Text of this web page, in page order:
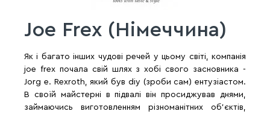
Joe Frex (Німеччина)
Як і багато інших чудові речей у цьому світі, компанія
joe frex почала свій шлях з хобі свого засновника -
Jorg е. Rexroth, який був diy (зроби сам) ентузіастом.
В своїй майстерні в підвалі він просиджував днями,
займаючись виготовленням різноманітних об'єктів,